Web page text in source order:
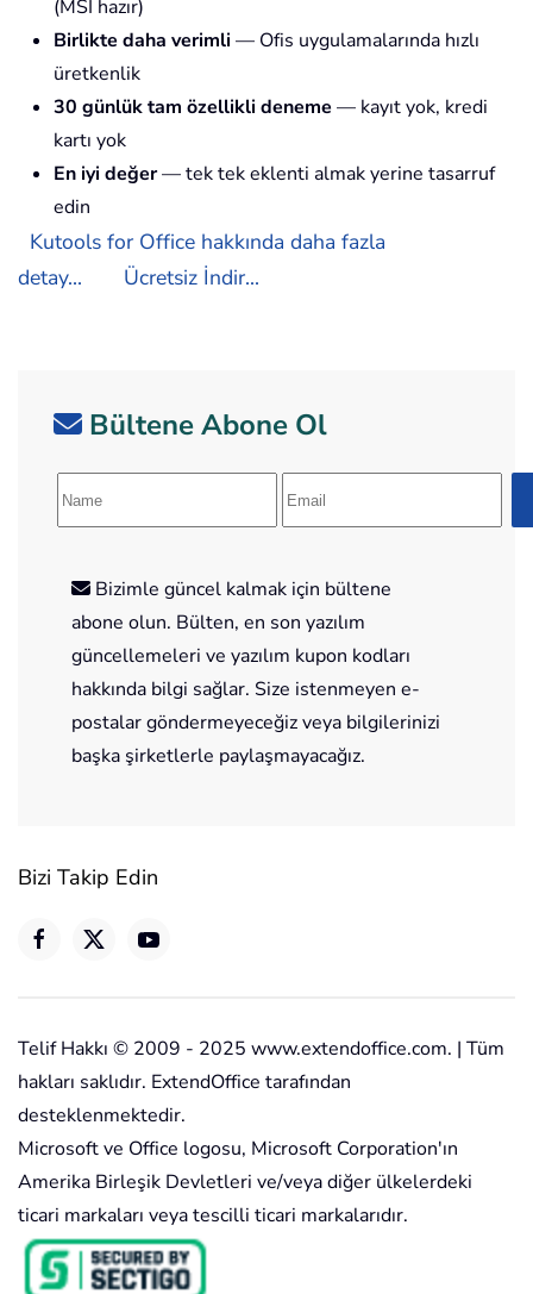
(MSI hazır)
Birlikte daha verimli — Ofis uygulamalarında hızlı
üretkenlik
30 günlük tam özellikli deneme — kayıt yok, kredi
kartı yok
En iyi değer— tek tek eklenti almak yerine tasarruf
edin
Kutools for Office hakkında daha fazla
detay...
Ücretsiz İndir...
Bültene Abone Ol
Bizimle güncel kalmak için bültene
abone olun. Bülten, en son yazılım
güncellemeleri ve yazılım kupon kodları
hakkında bilgi sağlar. Size istenmeyen e-
postalar göndermeyeceğiz veya bilgilerinizi
başka şirketlerle paylaşmayacağız.
Bizi Takip Edin
Telif Hakkı © 2009 - 2025 www.extendoffice.com. | Tüm
hakları saklıdır. ExtendOffice tarafından
desteklenmektedir.
Microsoft ve Office logosu, Microsoft Corporation'ın
Amerika Birleşik Devletleri ve/veya diğer ülkelerdeki
ticari markaları veya tescilli ticari markalarıdır.